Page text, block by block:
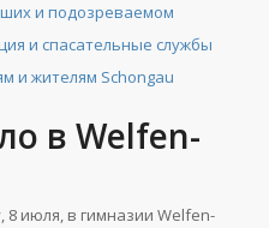
и подозреваемом
и спасательные службы
и жителям Schongau
в Welfen-
июля, в гимназии Welfen-